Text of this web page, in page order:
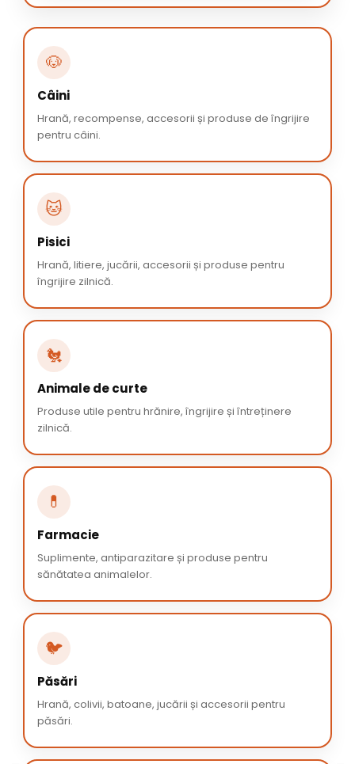
🐶
Câini
Hrană, recompense, accesorii și produse de îngrijire
pentru câini.
🐱
Pisici
Hrană, litiere, jucării, accesorii și produse pentru
îngrijire zilnică.
🐔
Animale de curte
Produse utile pentru hrănire, îngrijire și întreținere
zilnică.
💊
Farmacie
Suplimente, antiparazitare și produse pentru
sănătatea animalelor.
🐦
Păsări
Hrană, colivii, batoane, jucării și accesorii pentru
păsări.